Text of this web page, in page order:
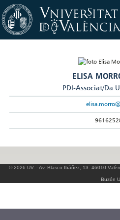
ELISA
PDI-Associat/Da
© 2026 UV. - Av. Blasco Ibáñez, 13. 46010
Buzón